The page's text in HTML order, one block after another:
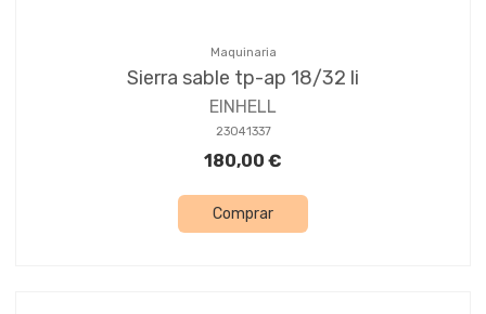
Maquinaria
Sierra sable tp-ap 18/32 li
EINHELL
23041337
180,00 €
Comprar